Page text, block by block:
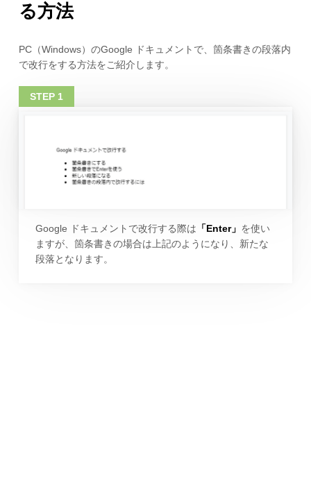
る方法
PC（Windows）のGoogle ドキュメントで、箇条書きの段落内
で改行をする方法をご紹介します。
Google ドキュメントで改行する際は 「Enter」 を使い
ますが、箇条書きの場合は上記のようになり、新たな
段落となります。